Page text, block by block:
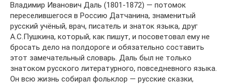
Владимир Иванович Даль (1801-1872) — потомок
переселившегося в Россию Датчанина, знаменитый
русский учёный, врач, писатель и знаток языка, друг
А.С.Пушкина, который, как пишут, и посоветовал ему не
бросать дело на полдороге и обязательно составить
этот замечательный словарь. Даль был не только
знатоком русского литературного, повседневного языка.
Он всю жизнь собирал фольклор — русские сказки,